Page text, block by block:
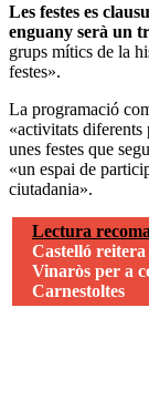
Les festes es
enguany serà un
grups mítics de la
festes».
La programació
«activitats diferents
unes festes que
«un espai de
ciutadania».
Lectura
Castelló
Vinaròs per a
Carnestoltes